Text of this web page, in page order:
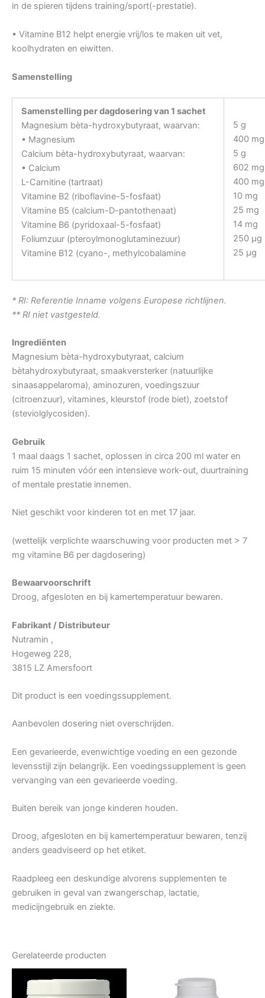
in de spieren tijdens training/sport(-prestatie).
• Vitamine B12 helpt energie vrij/los te maken uit vet,
koolhydraten en eiwitten.
Samenstelling
Samenstelling per dagdosering van 1 sachet
Magnesium bèta-hydroxybutyraat, waarvan:
• Magnesium
Calcium bèta-hydroxybutyraat, waarvan:
• Calcium
L-Carnitine (tartraat)
Vitamine B2 (riboflavine-5-fosfaat)
Vitamine B5 (calcium-D-pantothenaat)
Vitamine B6 (pyridoxaal-5-fosfaat)
Foliumzuur (pteroylmonoglutaminezuur)
Vitamine B12 (cyano-, methylcobalamine
5 g
400 mg
5 g
602 mg
400 mg
10 mg
25 mg
14 mg
250 µg
25 µg
* RI: Referentie Inname volgens Europese richtlijnen.
** RI niet vastgesteld.
Ingrediënten
Magnesium bèta-hydroxybutyraat, calcium
bètahydroxybutyraat, smaakversterker (natuurlijke
sinaasappelaroma), aminozuren, voedingszuur
(citroenzuur), vitamines, kleurstof (rode biet), zoetstof
(steviolglycosiden).
Gebruik
1 maal daags 1 sachet, oplossen in circa 200 ml water en
ruim 15 minuten vóór een intensieve work-out, duurtraining
of mentale prestatie innemen.
Niet geschikt voor kinderen tot en met 17 jaar.
(wettelijk verplichte waarschuwing voor producten met > 7
mg vitamine B6 per dagdosering)
Bewaarvoorschrift
Droog, afgesloten en bij kamertemperatuur bewaren.
Fabrikant / Distributeur
Nutramin ,
Hogeweg 228,
3815 LZ Amersfoort
Dit product is een voedingssupplement.
Aanbevolen dosering niet overschrijden.
Een gevarieerde, evenwichtige voeding en een gezonde
levensstijl zijn belangrijk. Een voedingssupplement is geen
vervanging van een gevarieerde voeding.
Buiten bereik van jonge kinderen houden.
Droog, afgesloten en bij kamertemperatuur bewaren, tenzij
anders geadviseerd op het etiket.
Raadpleeg een deskundige alvorens supplementen te
gebruiken in geval van zwangerschap, lactatie,
medicijngebruik en ziekte.
Gerelateerde producten